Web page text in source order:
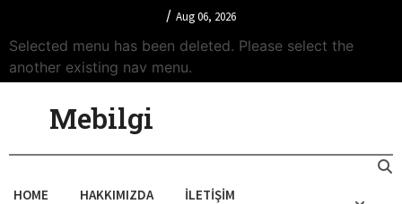
/ Aug 06, 2026
Selected menu has been deleted. Please select the
another existing nav menu.
Mebilgi
HOME HAKKIMIZDA İLETIŞIM